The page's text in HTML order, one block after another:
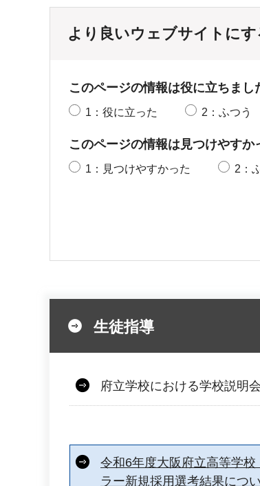
より良いウェブサイトに
このページの情報は役に立ちまし
1：役に立った 2：ふつう
このページの情報は見つけやすか
1：見つけやすかった 2：
生徒指導
府立学校における学校説明
令和6年度大阪府立高等学
ラー新規採用選考結果につ